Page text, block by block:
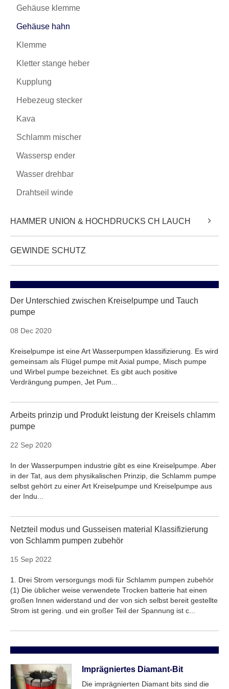
Gehäuse klemme
Gehäuse hahn
Klemme
Kletter stange heber
Kupplung
Hebezeug stecker
Kava
Schlamm mischer
Wassersp ender
Wasser drehbar
Drahtseil winde
HAMMER UNION & HOCHDRUCKS CH LAUCH
GEWINDE SCHUTZ
Der Unterschied zwischen Kreiselpumpe und Tauch
pumpe
08 Dec 2020
Kreiselpumpe ist eine Art Wasserpumpen klassifizierung. Es wird
gemeinsam als Flügel pumpe mit Axial pumpe, Misch pumpe
und Wirbel pumpe bezeichnet. Es gibt auch positive
Verdrängung pumpen, Jet Pum...
Arbeits prinzip und Produkt leistung der Kreisels chlamm
pumpe
22 Sep 2020
In der Wasserpumpen industrie gibt es eine Kreiselpumpe. Aber
in der Tat, aus dem physikalischen Prinzip, die Schlamm pumpe
selbst gehört zu einer Art Kreiselpumpe und Kreiselpumpe aus
der Indu...
Netzteil modus und Gusseisen material Klassifizierung
von Schlamm pumpen zubehör
15 Sep 2022
1. Drei Strom versorgungs modi für Schlamm pumpen zubehör
(1) Die üblicher weise verwendete Trocken batterie hat einen
großen Innen widerstand und der von sich selbst bereit gestellte
Strom ist gering. und ein großer Teil der Spannung ist c...
Imprägniertes Diamant-Bit
Die imprägnierten Diamant bits sind die